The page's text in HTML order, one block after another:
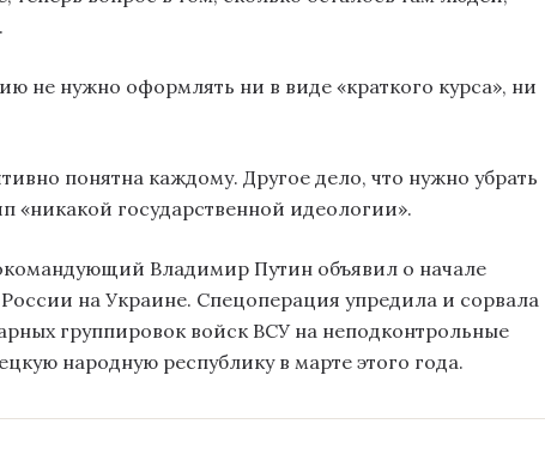
не нужно оформлять ни в виде «краткого курса», ни
понятна каждому. Другое дело, что нужно убрать
«никакой государственной идеологии».
Владимир Путин объявил о начале
на Украине. Спецоперация упредила и сорвала
группировок войск ВСУ на неподконтрольные
народную республику в марте этого года.